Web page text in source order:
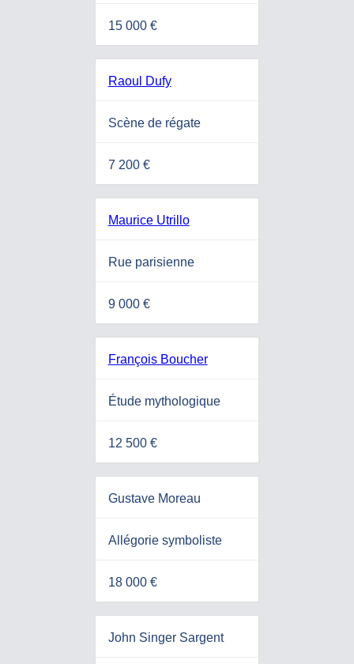
15 000 €
Raoul Dufy
Scène de régate
7 200 €
Maurice Utrillo
Rue parisienne
9 000 €
François Boucher
Étude mythologique
12 500 €
Gustave Moreau
Allégorie symboliste
18 000 €
John Singer Sargent